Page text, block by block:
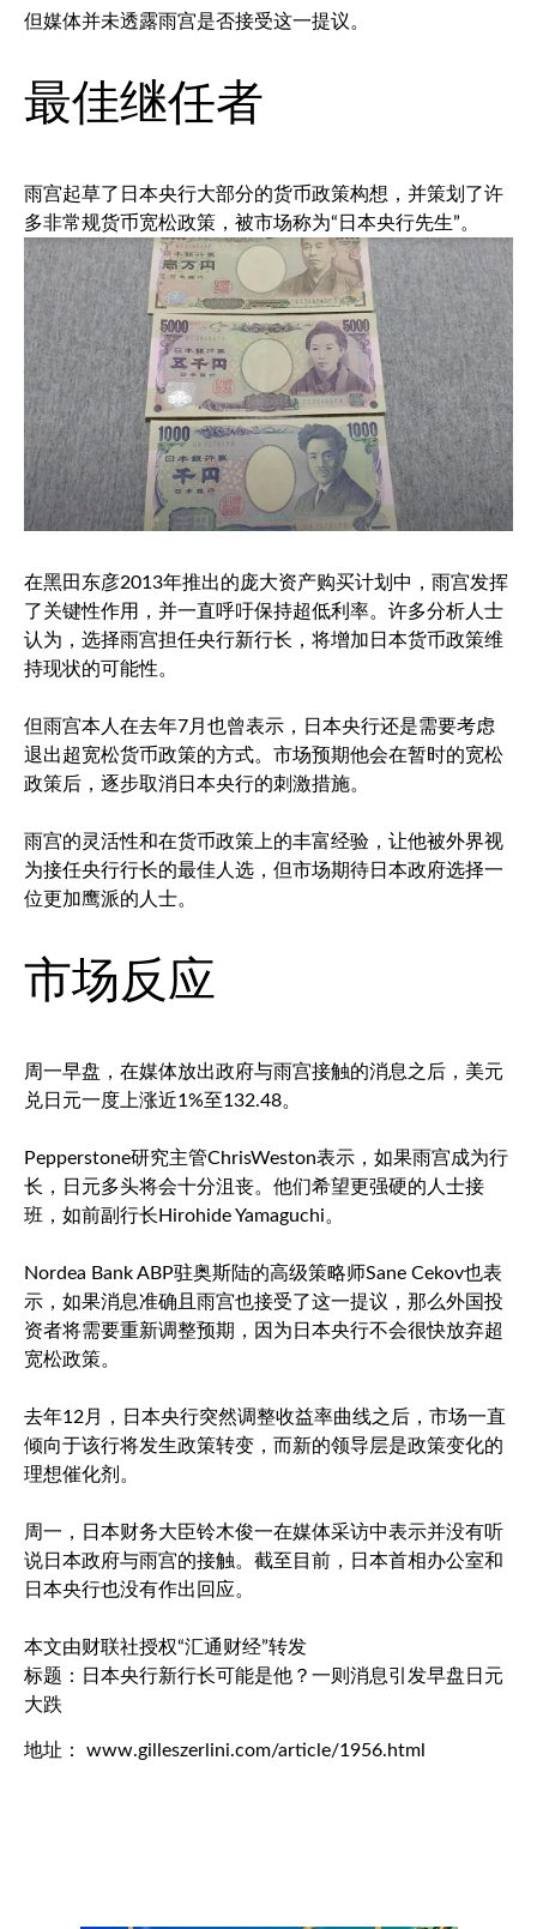
但媒体并未透露雨宫是否接受这一提议。
最佳继任者
雨宫起草了日本央行大部分的货币政策构想，并策划了许
多非常规货币宽松政策，被市场称为“日本央行先生”。
在黑田东彦2013年推出的庞大资产购买计划中，雨宫发挥
了关键性作用，并一直呼吁保持超低利率。许多分析人士
认为，选择雨宫担任央行新行长，将增加日本货币政策维
持现状的可能性。
但雨宫本人在去年7月也曾表示，日本央行还是需要考虑
退出超宽松货币政策的方式。市场预期他会在暂时的宽松
政策后，逐步取消日本央行的刺激措施。
雨宫的灵活性和在货币政策上的丰富经验，让他被外界视
为接任央行行长的最佳人选，但市场期待日本政府选择一
位更加鹰派的人士。
市场反应
周一早盘，在媒体放出政府与雨宫接触的消息之后， 美元
兑日元一度上涨近1%至132.48。
Pepperstone研究主管ChrisWeston表示，如果雨宫成为行
长，日元多头将会十分沮丧。他们希望更强硬的人士接
班，如前副行长Hirohide Yamaguchi。
Nordea Bank ABP驻奥斯陆的高级策略师Sane Cekov也表
示，如果消息准确且雨宫也接受了这一提议，那么外国投
资者将需要重新调整预期，因为日本央行不会很快放弃超
宽松政策。
去年12月，日本央行突然调整收益率曲线之后，市场一直
倾向于该行将发生政策转变，而新的领导层是政策变化的
理想催化剂。
周一，日本财务大臣铃木俊一在媒体采访中表示并没有听
说日本政府与雨宫的接触。截至目前，日本首相办公室和
日本央行也没有作出回应。
本文由财联社授权“汇通财经”转发
标题：日本央行新行长可能是他？一则消息引发早盘日元
大跌
地址： www.gilleszerlini.com/article/1956.html